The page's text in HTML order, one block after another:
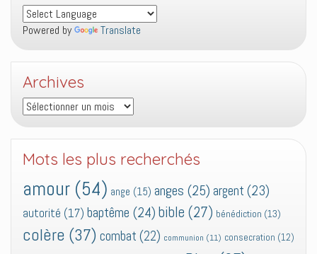
Powered by Translate
Archives
Archives
Mots les plus recherchés
amour (54) ange (15) anges (25) argent (23)
autorité (17) baptême (24) bible (27) bénédiction (13)
colère (37) combat (22) communion (11) consecration (12)